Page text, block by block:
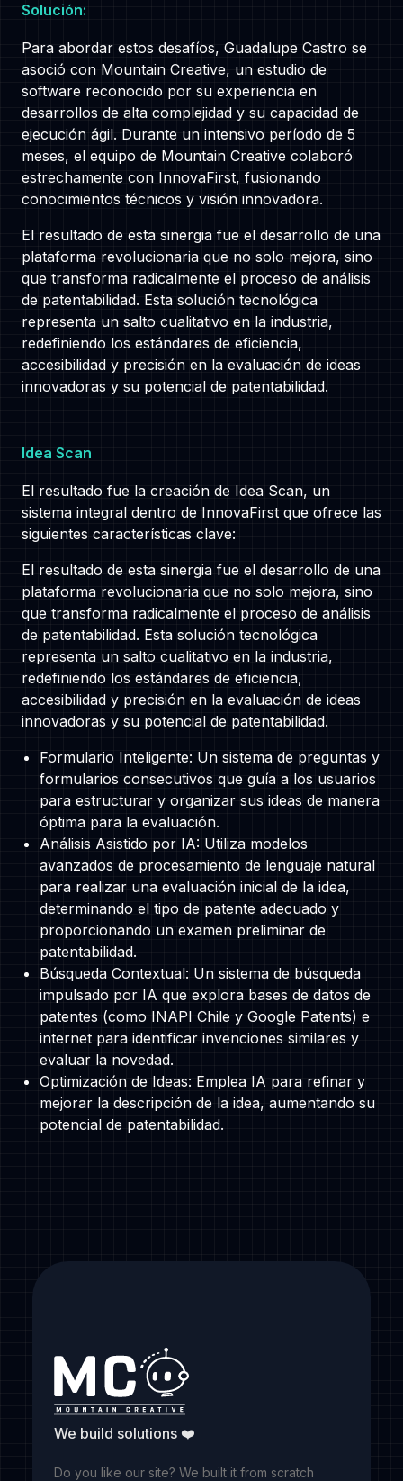
Solución:
Para abordar estos desafíos, Guadalupe Castro se
asoció con Mountain Creative, un estudio de
software reconocido por su experiencia en
desarrollos de alta complejidad y su capacidad de
ejecución ágil. Durante un intensivo período de 5
meses, el equipo de Mountain Creative colaboró
estrechamente con InnovaFirst, fusionando
conocimientos técnicos y visión innovadora.
El resultado de esta sinergia fue el desarrollo de una
plataforma revolucionaria que no solo mejora, sino
que transforma radicalmente el proceso de análisis
de patentabilidad. Esta solución tecnológica
representa un salto cualitativo en la industria,
redefiniendo los estándares de eficiencia,
accesibilidad y precisión en la evaluación de ideas
innovadoras y su potencial de patentabilidad.
Idea Scan
El resultado fue la creación de Idea Scan, un
sistema integral dentro de InnovaFirst que ofrece las
siguientes características clave:
El resultado de esta sinergia fue el desarrollo de una
plataforma revolucionaria que no solo mejora, sino
que transforma radicalmente el proceso de análisis
de patentabilidad. Esta solución tecnológica
representa un salto cualitativo en la industria,
redefiniendo los estándares de eficiencia,
accesibilidad y precisión en la evaluación de ideas
innovadoras y su potencial de patentabilidad.
Formulario Inteligente: Un sistema de preguntas y
formularios consecutivos que guía a los usuarios
para estructurar y organizar sus ideas de manera
óptima para la evaluación.
Análisis Asistido por IA: Utiliza modelos
avanzados de procesamiento de lenguaje natural
para realizar una evaluación inicial de la idea,
determinando el tipo de patente adecuado y
proporcionando un examen preliminar de
patentabilidad.
Búsqueda Contextual: Un sistema de búsqueda
impulsado por IA que explora bases de datos de
patentes (como INAPI Chile y Google Patents) e
internet para identificar invenciones similares y
evaluar la novedad.
Optimización de Ideas: Emplea IA para refinar y
mejorar la descripción de la idea, aumentando su
potencial de patentabilidad.
We build solutions ❤️
Do you like our site? We built it from scratch